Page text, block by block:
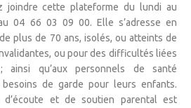
joindre cette plateforme du lundi au
04 66 03 09 00. Elle s’adresse en
plus de 70 ans, isolés, ou atteints de
ou pour des difficultés liées
; ainsi qu’aux personnels de santé
de garde pour leurs enfants.
d’écoute et de soutien parental est